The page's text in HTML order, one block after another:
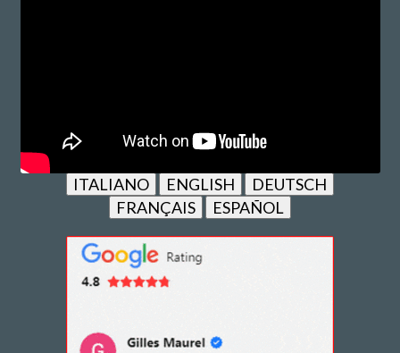
ITALIANO ENGLISH
DEUTSCH
FRANÇAIS
ESPAÑOL